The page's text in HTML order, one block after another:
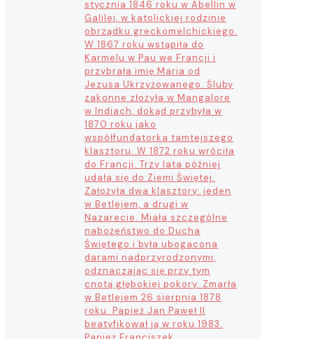
stycznia 1846 roku w Abellin w
Galilei, w katolickiej rodzinie
obrządku greckomelchickiego.
W 1867 roku wstąpiła do
Karmelu w Pau we Francji i
przybrała imię Maria od
Jezusa Ukrzyżowanego. Śluby
zakonne złożyła w Mangalore
w Indiach, dokąd przybyła w
1870 roku jako
współfundatorka tamtejszego
klasztoru. W 1872 roku wróciła
do Francji. Trzy lata później
udała się do Ziemi Świętej.
Założyła dwa klasztory: jeden
w Betlejem, a drugi w
Nazarecie. Miała szczególne
nabożeństwo do Ducha
Świętego i była ubogacona
darami nadprzyrodzonymi,
odznaczając się przy tym
cnotą głębokiej pokory. Zmarła
w Betlejem 26 sierpnia 1878
roku. Papież Jan Paweł II
beatyfikował ją w roku 1983.